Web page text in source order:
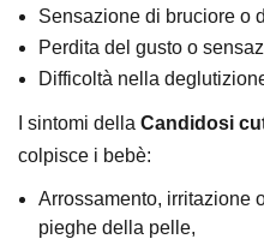
Sensazione di bruciore o
Perdita del gusto o
Difficoltà nella
I sintomi della Candidosi
colpisce i bebè:
Arrossamento, irritazione
pieghe della pelle,